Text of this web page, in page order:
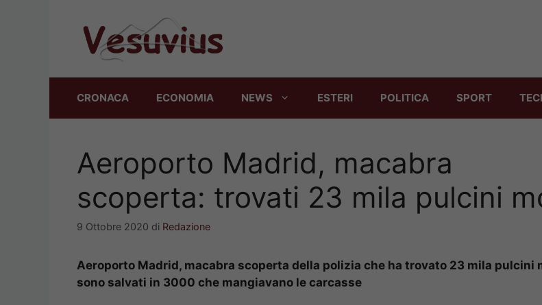
CRONACA ECONOMIA NEWS ESTERI POLITICA SPORT
Aeroporto Madrid, macabra
scoperta: trovati 23 mila pulcini
9 Ottobre 2020 di Redazione
Aeroporto Madrid, macabra scoperta della polizia che ha trovato 23 mila pulcini
sono salvati in 3000 che mangiavano le carcasse